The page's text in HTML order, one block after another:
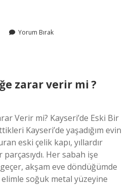
Yorum Bırak
zarar verir mi ?
Verir mi? Kayseri’de Eski Bir
Kayseri’de yaşadığım evin
eski çelik kapı, yıllardır
parçasıydı. Her sabah işe
akşam eve döndüğümde
soğuk metal yüzeyine